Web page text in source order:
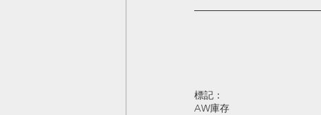
標記：
AW庫存